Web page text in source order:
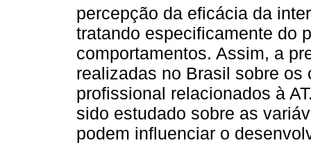
percepção da eficácia da
tratando especificamente do
comportamentos. Assim, a
realizadas no Brasil sobre os
profissional relacionados à
sido estudado sobre as
podem influenciar o